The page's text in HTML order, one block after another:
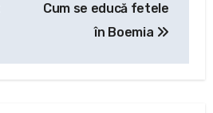
Cum se educă fetele
în Boemia